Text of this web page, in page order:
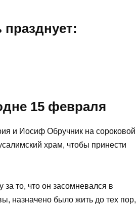
15 февраля
и Иосиф Обручник на сороковой
храм, чтобы принести
то, что он засомневался в
назначено было жить до тех пор,